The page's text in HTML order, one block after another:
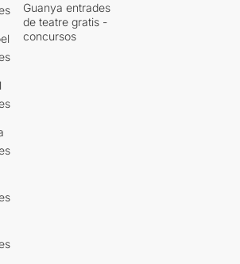
Guanya entrades
de teatre gratis -
concursos